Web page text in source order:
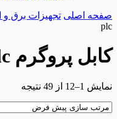
صفحه اصلی تجهیزات برق و
plc
کابل پروگرم plc
نمایش 1–12 از 49 نتیجه